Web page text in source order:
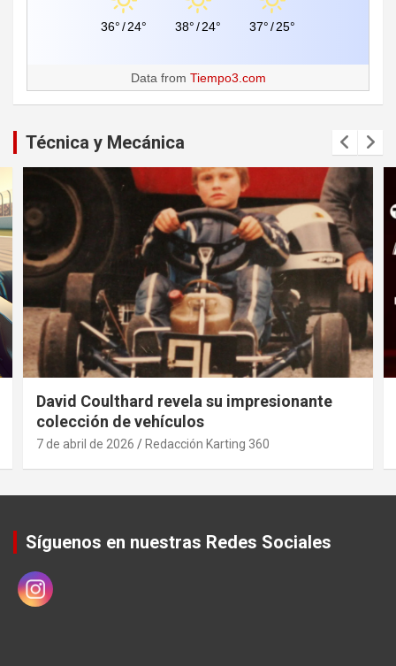
36°/24° 38°/24° 37°/25°
Data from Tiempo3.com
Técnica y Mecánica
David Coulthard revela su impresionante
colección de vehículos
7 de abril de 2026 Redacción Karting 360
Síguenos en nuestras Redes Sociales